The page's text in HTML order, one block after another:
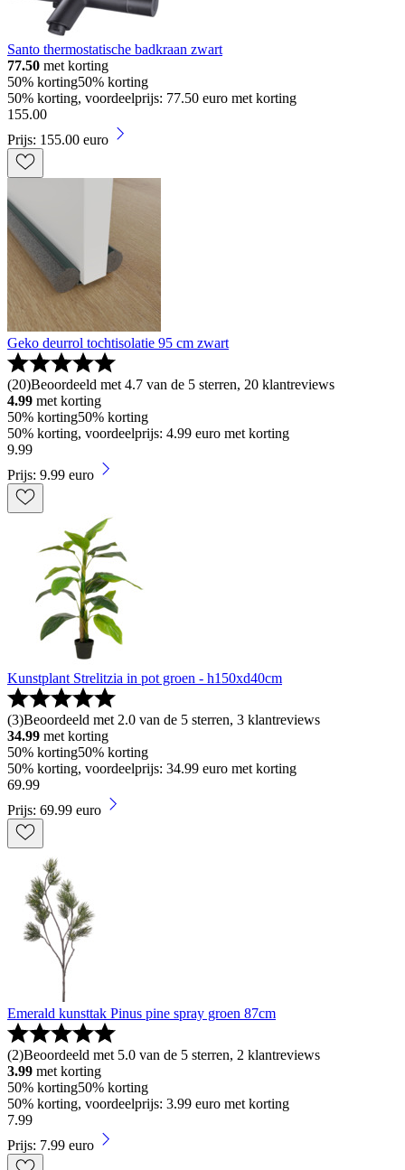
Santo thermostatische badkraan zwart
77.50 met korting
50% korting50% korting
50% korting, voordeelprijs: 77.50 euro met korting
155.00
Prijs: 155.00 euro
Geko deurrol tochtisolatie 95 cm zwart
(20)Beoordeeld met 4.7 van de 5 sterren, 20 klantreviews
4.99 met korting
50% korting50% korting
50% korting, voordeelprijs: 4.99 euro met korting
9.99
Prijs: 9.99 euro
Kunstplant Strelitzia in pot groen - h150xd40cm
(3)Beoordeeld met 2.0 van de 5 sterren, 3 klantreviews
34.99 met korting
50% korting50% korting
50% korting, voordeelprijs: 34.99 euro met korting
69.99
Prijs: 69.99 euro
Emerald kunsttak Pinus pine spray groen 87cm
(2)Beoordeeld met 5.0 van de 5 sterren, 2 klantreviews
3.99 met korting
50% korting50% korting
50% korting, voordeelprijs: 3.99 euro met korting
7.99
Prijs: 7.99 euro